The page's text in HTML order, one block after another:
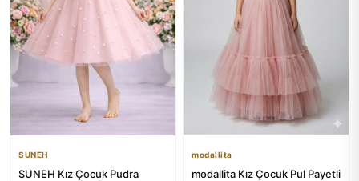
SUNEH
SUNEH Kız Çocuk Pudra
modallita
modallita Kız Çocuk Pul Payetli